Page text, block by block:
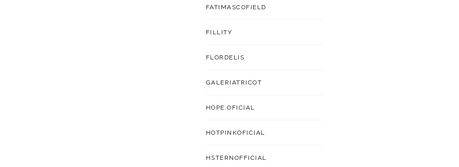
FATIMASCOFIELD
FILLITY
FLORDELIS
GALERIATRICOT
HOPE.OFICIAL
HOTPINKOFICIAL
HSTERNOFFICIAL